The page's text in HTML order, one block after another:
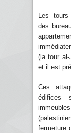
Les tours
des
(la tour al-
et il est
Ces
édifices
fermeture